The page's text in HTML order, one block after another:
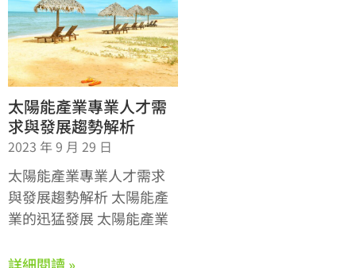
太陽能產業專業人才需
求與發展趨勢解析
2023 年 9 月 29 日
太陽能產業專業人才需求
與發展趨勢解析 太陽能產
業的迅猛發展 太陽能產業
詳細閱讀 »